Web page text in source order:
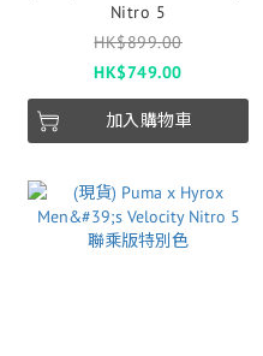
Nitro 5
HK$899.00
HK$749.00
加入購物車